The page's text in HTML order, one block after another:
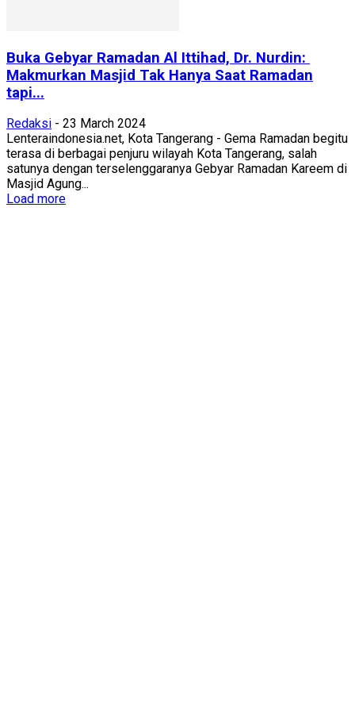
Buka Gebyar Ramadan Al Ittihad, Dr. Nurdin:
Makmurkan Masjid Tak Hanya Saat Ramadan
tapi...
Redaksi - 23 March 2024
Lenteraindonesia.net, Kota Tangerang - Gema Ramadan begitu
terasa di berbagai penjuru wilayah Kota Tangerang, salah
satunya dengan terselenggaranya Gebyar Ramadan Kareem di
Masjid Agung...
Load more